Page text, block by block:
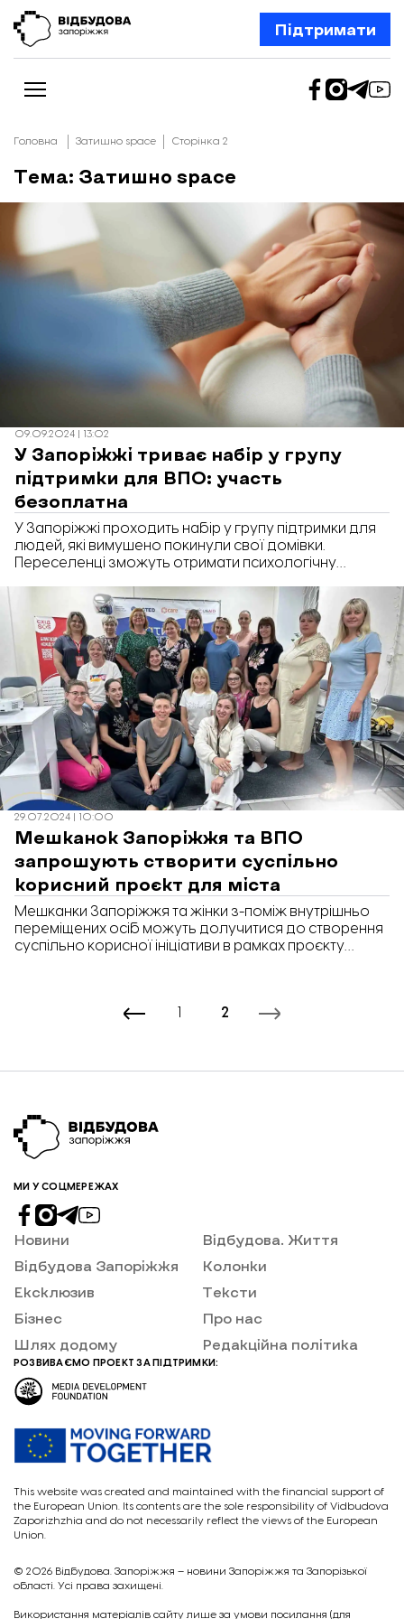
Підтримати
Новини
Відбудова Запоріжжя
Ексклюзив
Бізнес
Шлях додому
Відбудова. Життя
Редакційна політика
Головна Затишно space Сторінка 2
Тема: Затишно space
09.09.2024 | 13:02
У Запоріжжі триває набір у групу
підтримки для ВПО: участь
безоплатна
У Запоріжжі проходить набір у групу підтримки для
людей, які вимушено покинули свої домівки.
Переселенці зможуть отримати психологічну
пережили подібні труднощі.
29.07.2024 | 10:00
Мешканок Запоріжжя та ВПО
запрошують створити суспільно
корисний проєкт для міста
Мешканки Запоріжжя та жінки з-поміж внутрішньо
переміщених осіб можуть долучитися до створення
суспільно корисної ініціативи в рамках проєкту
2
МИ У СОЦМЕРЕЖАХ
Новини
Відбудова Запоріжжя
Ексклюзив
Бізнес
Шлях додому
Відбудова. Життя
Колонки
Тексти
Про нас
Редакційна політика
РОЗВИВАЄМО ПРОЕКТ ЗА ПІДТРИМКИ:
This website was created and maintained with the financial support of
the European Union. Its contents are the sole responsibility of Vidbudova
Zaporizhzhia and do not necessarily reflect the views of the European
Union.
© 2026 Відбудова. Запоріжжя – новини Запоріжжя та Запорізької
області. Усі права захищені.
Викориcтання матеріалів сайту лише за умови посилання (для